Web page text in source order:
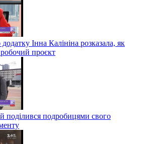
Інна Калініна розказала, як
проєкт
поділився подробицями свого